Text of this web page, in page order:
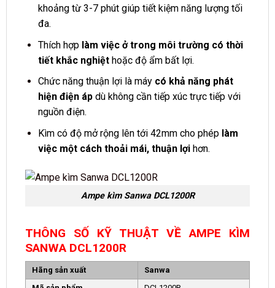
khoảng từ 3-7 phút giúp tiết kiệm năng lượng tối
đa.
Thích hợp làm việc ở trong môi trường có thời
tiết khắc nghiệthoặc độ ẩm bất lợi.
Chức năng thuận lợi là máy có khả năng phát
hiện điện ápdù không cần tiếp xúc trực tiếp với
nguồn điện.
Kìm có độ mở rộng lên tới 42mm cho phép làm
việc một cách thoải mái, thuận lợihơn.
Ampe kìm Sanwa DCL1200R
THÔNG SỐ KỸ THUẬT VỀ AMPE KÌM
SANWA DCL1200R
Hãng sản xuất
Sanwa